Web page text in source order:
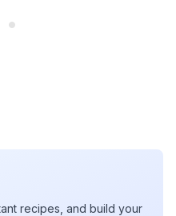
recipes, and build your